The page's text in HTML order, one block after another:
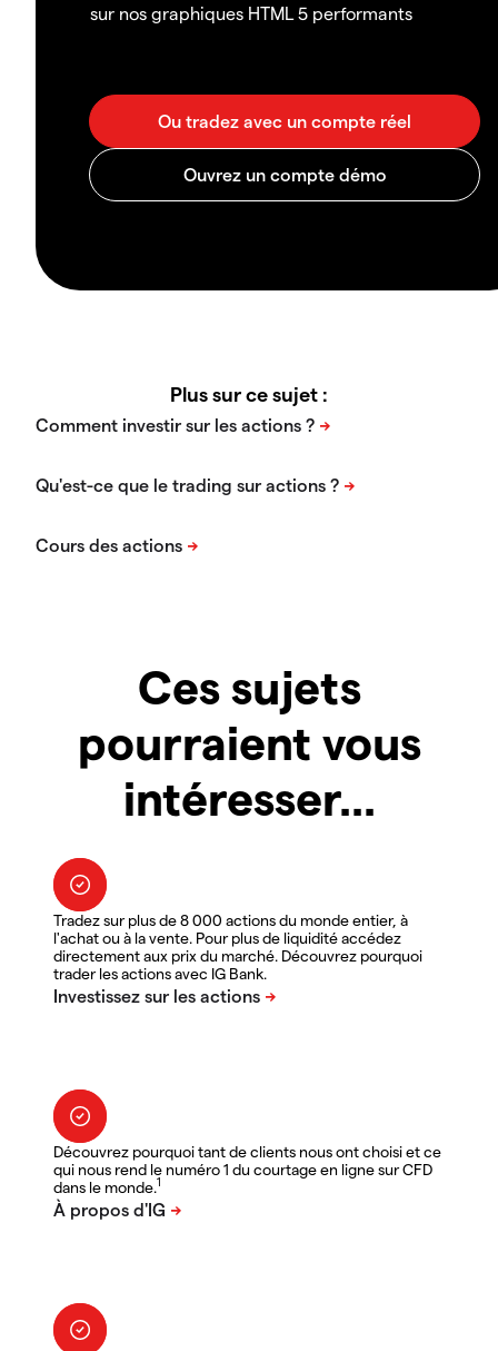
sur nos graphiques HTML 5 performants
Plus sur ce sujet :
Ces sujets
pourraient vous
intéresser...
Tradez sur plus de 8 000 actions du monde entier, à
l'achat ou à la vente. Pour plus de liquidité accédez
directement aux prix du marché. Découvrez pourquoi
trader les actions avec IG Bank.
Découvrez pourquoi tant de clients nous ont choisi et ce
qui nous rend le numéro 1 du courtage en ligne sur CFD
dans le monde.1